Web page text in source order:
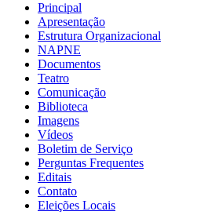
Principal
Apresentação
Estrutura Organizacional
NAPNE
Documentos
Teatro
Comunicação
Biblioteca
Imagens
Vídeos
Boletim de Serviço
Perguntas Frequentes
Editais
Contato
Eleições Locais